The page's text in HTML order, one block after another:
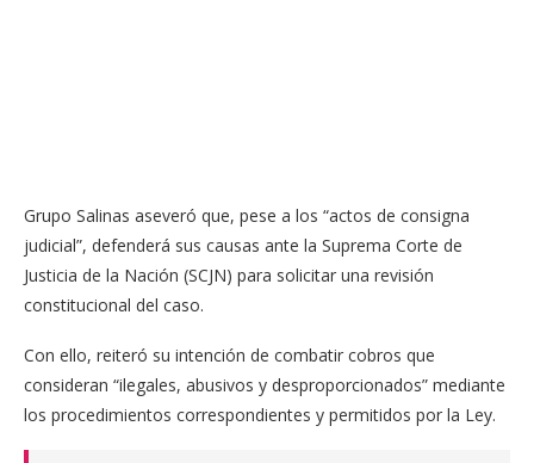
Grupo Salinas aseveró que, pese a los “actos de consigna
judicial”, defenderá sus causas ante la Suprema Corte de
Justicia de la Nación (SCJN) para solicitar una revisión
constitucional del caso.
Con ello, reiteró su intención de combatir cobros que
consideran “ilegales, abusivos y desproporcionados” mediante
los procedimientos correspondientes y permitidos por la Ley.